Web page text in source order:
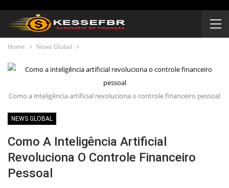
Home News Global
Como a inteligência artificial revoluciona o controle financeiro pessoal
NEWS GLOBAL
Como A Inteligência Artificial
Revoluciona O Controle Financeiro
Pessoal